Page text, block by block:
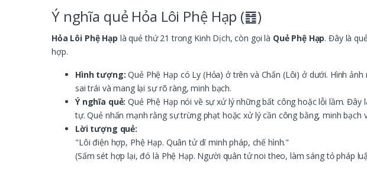
Ý nghĩa quẻ Hỏa Lôi Phệ Hạp (䷔)
Hỏa Lôi Phệ Hạp là quẻ thứ 21 trong Kinh Dịch, còn gọi là Quẻ Phệ Hạp. Đây là
hợp.
Hình tượng: Quẻ Phệ Hạp có Ly (Hỏa) ở trên và Chấn (Lôi) ở dưới. Hình
sai trái và mang lại sự rõ ràng, minh bạch.
Ý nghĩa quẻ: Quẻ Phệ Hạp nói về sự xử lý những bất công hoặc lỗi lầm.
tự. Quẻ nhấn mạnh rằng sự trừng phạt hoặc xử lý cần công bằng, minh
Lời tượng quẻ:
"Lôi điện hợp, Phệ Hạp. Quân tử dĩ minh pháp, chế hình."
(Sấm sét hợp lại, đó là Phệ Hạp. Người quân tử noi theo, làm sáng tỏ pháp